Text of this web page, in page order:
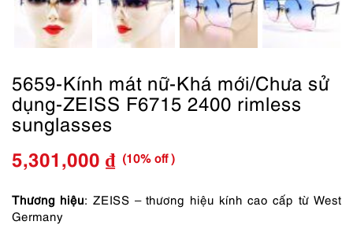
5659-Kính mát nữ-Khá mới/Chưa sử
dụng-ZEISS F6715 2400 rimless
sunglasses
Giá
gốc
5,301,000 ₫
Giá
hiện
(10% off )
Thương hiệu: ZEISS – thương hiệu kính cao cấp từ West
Germany